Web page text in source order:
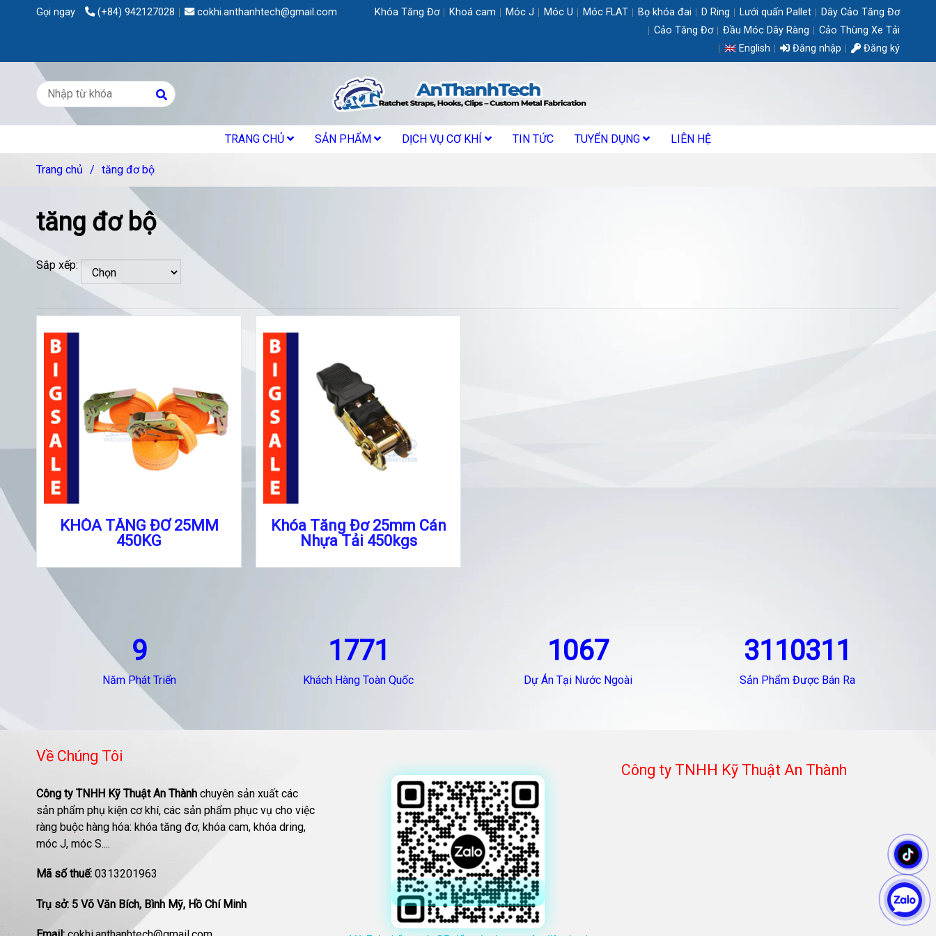
Gọi ngay (+84) 942127028 cokhi.anthanhtech@gmail.com Khóa Tăng Đơ Khoá cam Móc J Móc U Móc FLAT Bọ khóa đai D Ring Lưới quấn Pallet
Dây Cảo Tăng Đơ
Cảo Tăng Đơ
Đầu Móc Dây Ràng
Cảo Thùng Xe Tải
English
Đăng nhập Đăng ký
TRANG CHỦ SẢN PHẨM DỊCH VỤ CƠ KHÍ TIN TỨC TUYỂN DỤNG LIÊN HỆ
Trang chủ / tăng đơ bộ
tăng đơ bộ
Sắp xếp:
KHÓA TĂNG ĐƠ 25MM
450KG
Khóa Tăng Đơ 25mm Cán
Nhựa Tải 450kgs
9
Năm Phát Triển
1771
Khách Hàng Toàn Quốc
1067
Dự Án Tại Nước Ngoài
3110311
Sản Phẩm Được Bán Ra
Về Chúng Tôi
Công ty TNHH Kỹ Thuật An Thành chuyên sản xuất các
sản phẩm phụ kiện cơ khí, các sản phẩm phục vụ cho việc
ràng buộc hàng hóa: khóa tăng đơ, khóa cam, khóa dring,
móc J, móc S....
Mã số thuế: 0313201963
Trụ sở: 5 Võ Văn Bích, Bình Mỹ, Hồ Chí Minh
Công ty TNHH Kỹ Thuật An Thành